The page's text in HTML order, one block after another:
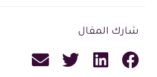
شارك المقال